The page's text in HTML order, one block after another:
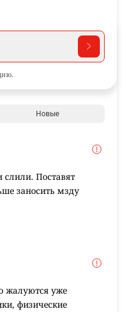
Новые
слили. Поставят
заносить мзду
жалуются уже
физические